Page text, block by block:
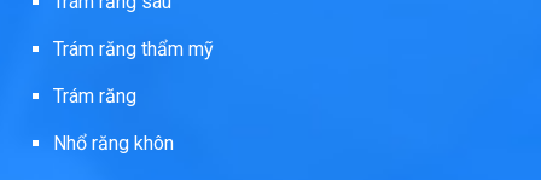
Trám răng thẩm mỹ
Trám răng
Nhổ răng khôn